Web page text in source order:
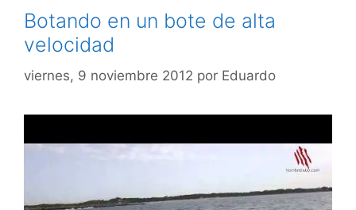
Botando en un bote de alta
velocidad
viernes, 9 noviembre 2012 por Eduardo